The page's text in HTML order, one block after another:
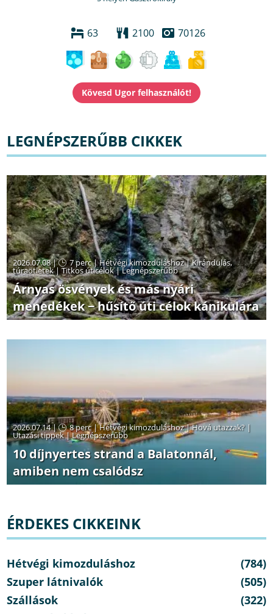
63 2100 70126
LEGNÉPSZERŰBB CIKKEK
2026.07.08 | 7 perc|Hétvégi kimozduláshoz|Kirándulás,
túraötletek|Titkos úticélok|Legnépszerűbb
Árnyas ösvények és más nyári
menedékek − hűsítő úti célok kánikulára
2026.07.14 | 8 perc|Hétvégi kimozduláshoz|Hová utazzak? |
Utazási tippek|Legnépszerűbb
10 díjnyertes strand a Balatonnál,
amiben nem csalódsz
ÉRDEKES CIKKEINK
Hétvégi kimozduláshoz
(784)
Szuper látnivalók
(505)
Szállások
(322)